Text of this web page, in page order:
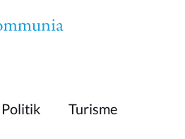
Politik Turisme